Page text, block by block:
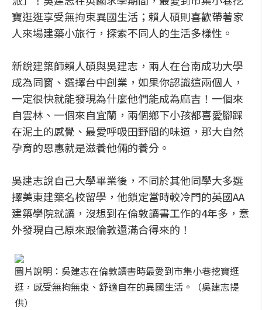
寶逛逛享受無拘束異國生活；賴人碩則喜歡帶著家
人來場建築小旅行，探索不同人的生活多樣性。
新銳建築師賴人碩與吳建志，兩人在台南成功大學
成為同窗、選擇台中創業，如果你認識這兩個人，
一定很快就能發現為什麼他們能成為麻吉！一個來
自雲林、一個來自宜蘭，兩個鄉下小孩都喜愛腳踩
在泥土的感覺、最愛呼吸田野間的味道，那大自然
孕育的恩惠就是滋養他倆的養分。
吳建志說自己大學畢業後，不同於其他同學大多選
擇美東建築名校留學，他鎖定當時較冷門的英國AA
建築學院就讀，沒想到在倫敦讀書工作的4年多，意
外發現自己原來跟倫敦還滿合得來的！
圖片說明：吳建志在倫敦讀書時最愛到市集小巷挖寶逛
逛，感受無拘無束、舒適自在的異國生活。（吳建志提
供）